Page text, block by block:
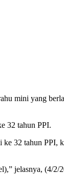
mini yang
32 tahun PPI.
32 tahun PPI,
jelasnya, (4/2/